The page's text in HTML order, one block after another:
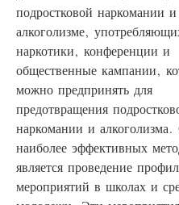
подростковой наркомании и
алкоголизме,
наркотики, конференции и
общественные кампании,
можно предпринять для
предотвращения
наркомании и
наиболее эффективных
является проведение
мероприятий в школах и